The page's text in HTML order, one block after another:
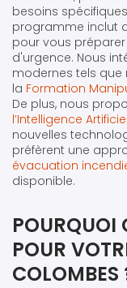
besoins
programme inclut
pour vous
d'urgence. Nous
modernes tels que
la Formation
De plus, nous
l’Intelligence
nouvelles
préfèrent une
évacuation
disponible.
POURQUOI
POUR
COLOMBES